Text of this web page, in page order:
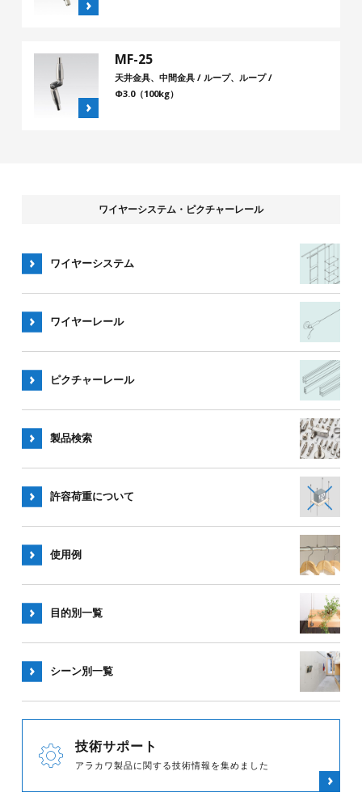
MF-25
天井金具、中間金具 / ループ、ループ /
Φ3.0（100kg）
ワイヤーシステム・ピクチャーレール
ワイヤーシステム
ワイヤーレール
ピクチャーレール
製品検索
許容荷重について
使用例
目的別一覧
シーン別一覧
技術サポート
アラカワ製品に関する技術情報を集めました